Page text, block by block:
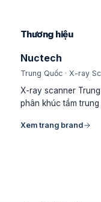
Thương hiệu
Nuctech
Trung Quốc · X-ray
X-ray scanner
phân khúc tầm trung
Xem trang brand